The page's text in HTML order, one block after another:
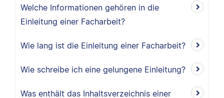
Welche Informationen gehören in die
Einleitung einer Facharbeit?
Wie lang ist die Einleitung einer Facharbeit?
Wie schreibe ich eine gelungene Einleitung?
Was enthält das Inhaltsverzeichnis einer